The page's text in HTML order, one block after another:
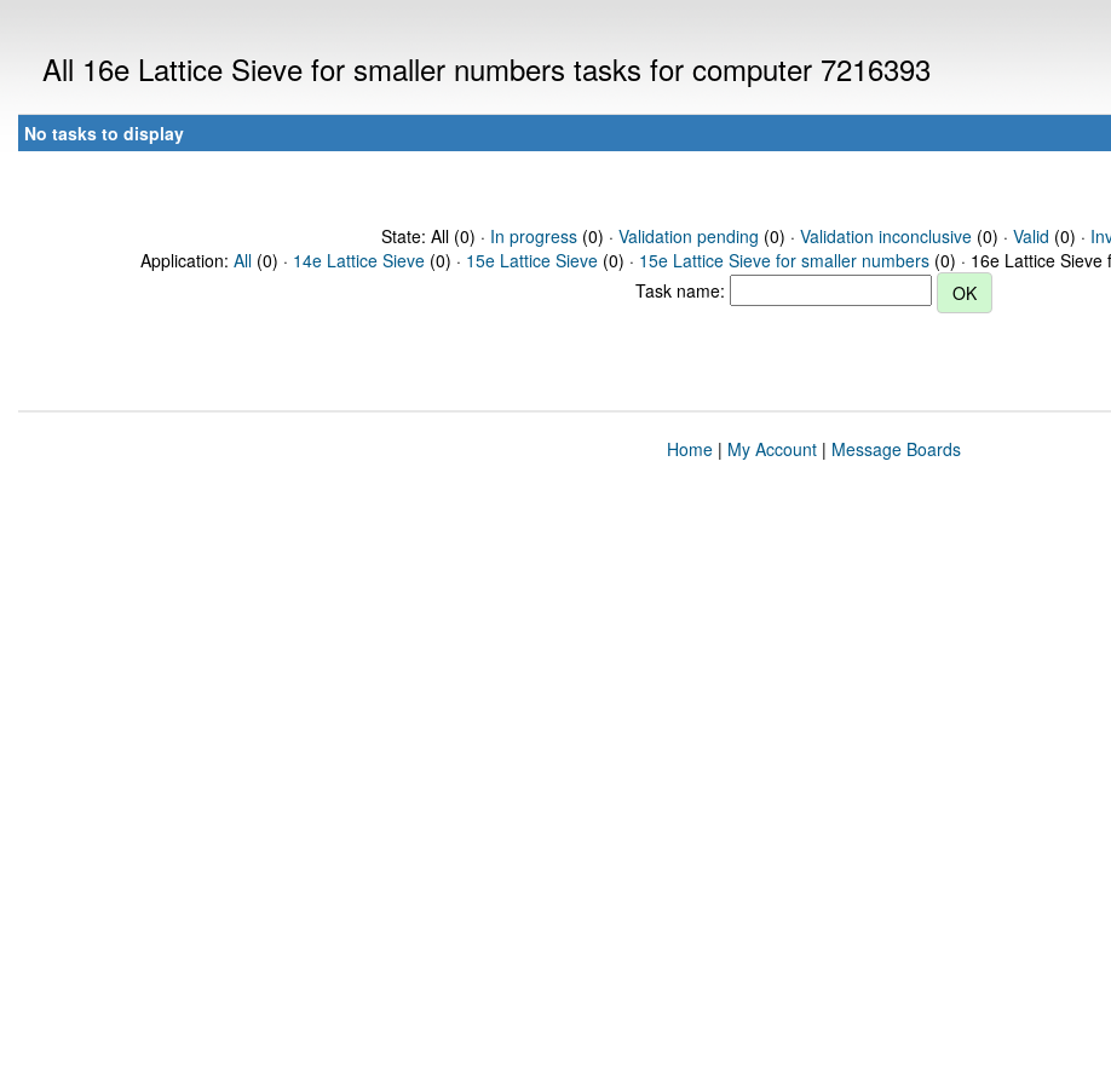
All 16e Lattice Sieve for smaller numbers tasks for computer 7216393
No tasks to display
State: All (0) · In progress(0) · Validation pending (0) · Validation inconclusive(0) · Valid (0) ·
Application: All (0) · 14e Lattice Sieve (0) · 15e Lattice Sieve (0) · 15e Lattice Sieve for smaller numbers (0) · 16e Lattice
Task name:
Home| My Account| Message Boards